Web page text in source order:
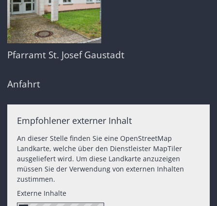
Pfarramt St. Josef Gaustadt
Anfahrt
Empfohlener externer Inhalt
An dieser Stelle finden Sie eine OpenStreetMap
Landkarte, welche über den Dienstleister MapTiler
ausgeliefert wird. Um diese Landkarte anzuzeigen
müssen Sie der Verwendung von externen Inhalten
zustimmen.
Externe Inhalte